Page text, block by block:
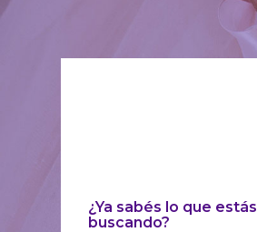
¿Ya sabés lo que estás
buscando?